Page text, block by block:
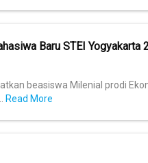
Baru STEI Yogyakarta
beasiswa Milenial prodi
Read More